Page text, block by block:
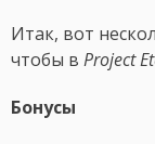
Итак, вот
чтобы в Project
Бонусы